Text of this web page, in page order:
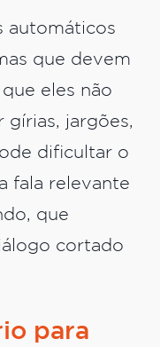
automáticos
que devem
eles não
gírias, jargões,
dificultar o
fala relevante
que
cortado
para